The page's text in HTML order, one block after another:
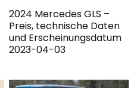
2024 Mercedes GLS –
Preis, technische Daten
und Erscheinungsdatum
2023-04-03